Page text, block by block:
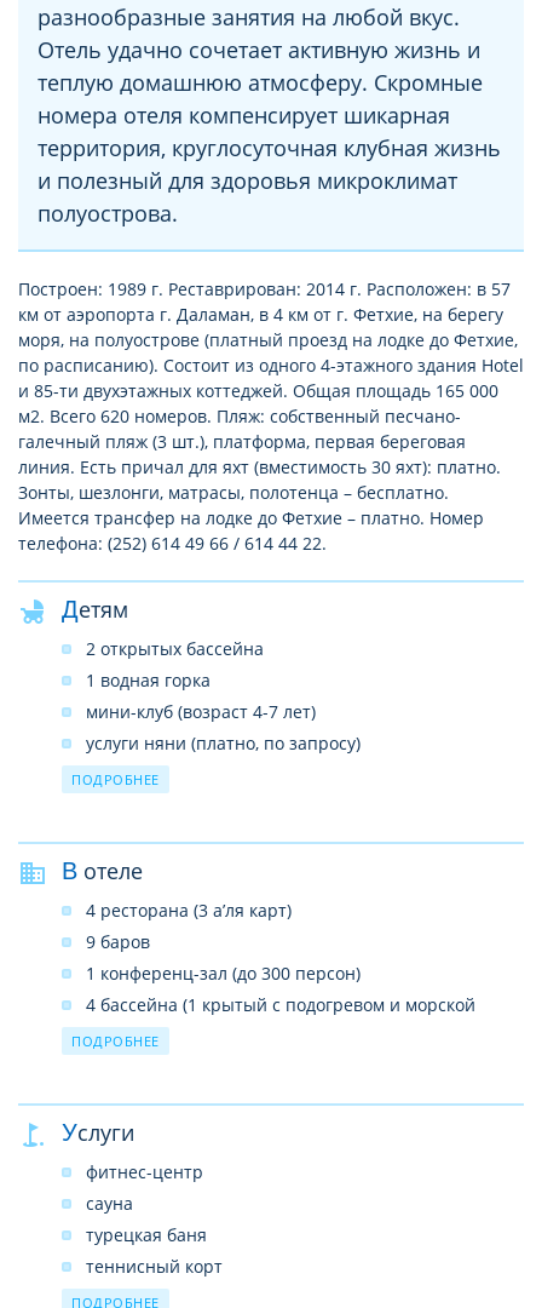
разнообразные занятия на любой вкус.
Отель удачно сочетает активную жизнь и
теплую домашнюю атмосферу. Скромные
номера отеля компенсирует шикарная
территория, круглосуточная клубная жизнь
и полезный для здоровья микроклимат
полуострова.
Построен: 1989 г. Реставрирован: 2014 г. Расположен: в 57
км от аэропорта г. Даламан, в 4 км от г. Фетхие, на берегу
моря, на полуострове (платный проезд на лодке до Фетхие,
по расписанию). Состоит из одного 4-этажного здания Hotel
и 85-ти двухэтажных коттеджей. Общая площадь 165 000
м2. Всего 620 номеров. Пляж: собственный песчано-
галечный пляж (3 шт.), платформа, первая береговая
линия. Есть причал для яхт (вместимость 30 яхт): платно.
Зонты, шезлонги, матрасы, полотенца – бесплатно.
Имеется трансфер на лодке до Фетхие – платно. Номер
телефона: (252) 614 49 66 / 614 44 22.
Детям
2 открытых бассейна
1 водная горка
мини-клуб (возраст 4-7 лет)
услуги няни (платно, по запросу)
детская коляска (платно)
детская площадка
развлекательные программы
ПОДРОБНЕЕ
В отеле
4 ресторана (3 а’ля карт)
9 баров
1 конференц-зал (до 300 персон)
4 бассейна (1 крытый с подогревом и морской
водой, 3 открытых)
3 водные горки
SPA-центр
салон красоты
услуги врача
прачечная
лифты
ПОДРОБНЕЕ
Услуги
фитнес-центр
сауна
турецкая баня
теннисный корт
теннисные ракетки
ПОДРОБНЕЕ